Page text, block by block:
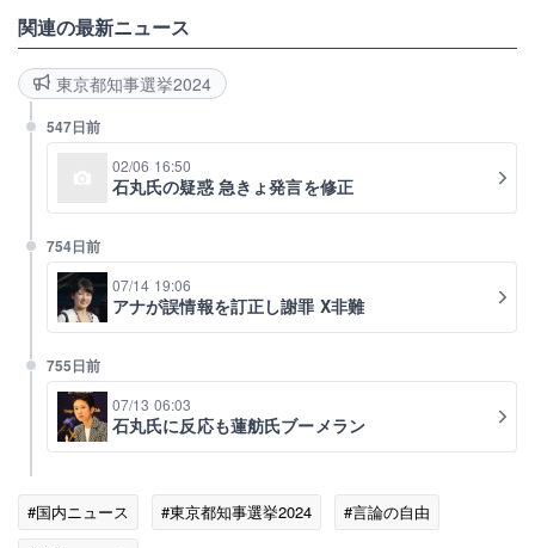
関連の最新ニュース
東京都知事選挙2024
547日前
02/06 16:50
石丸氏の疑惑 急きょ発言を修正
754日前
07/14 19:06
アナが誤情報を訂正し謝罪 X非難
755日前
07/13 06:03
石丸氏に反応も蓮舫氏ブーメラン
#国内ニュース #東京都知事選挙2024
#言論の自由